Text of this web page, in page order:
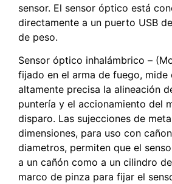
sensor. El sensor óptico está
directamente a un puerto USB
de peso.
Sensor óptico inhalámbrico –
fijado en el arma de fuego, mide
altamente precisa la alineación
puntería y el accionamiento del
disparo. Las sujecciones de
dimensiones, para uso con
diametros, permiten que el
a un cañón como a un cilindro
marco de pinza para fijar el